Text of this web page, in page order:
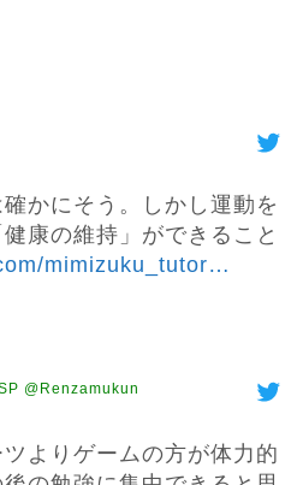
かにそう。しかし運動を
康の維持」ができること
mimizuku_tutor…
@Renzamukun
よりゲームの方が体力的